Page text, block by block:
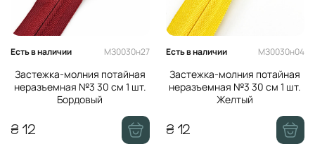
Есть в наличии МЗ0030н27
Застежка-молния потайная
неразъемная №3 30 см 1 шт.
Бордовый
₴ 12
Есть в наличии МЗ0030н04
Застежка-молния потайная
неразъемная №3 30 см 1 шт.
Желтый
₴ 12